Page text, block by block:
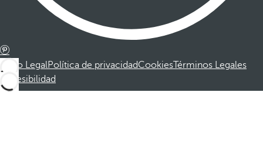
Aviso LegalPolítica de privacidadCookiesTérminos Legales
Accesibilidad